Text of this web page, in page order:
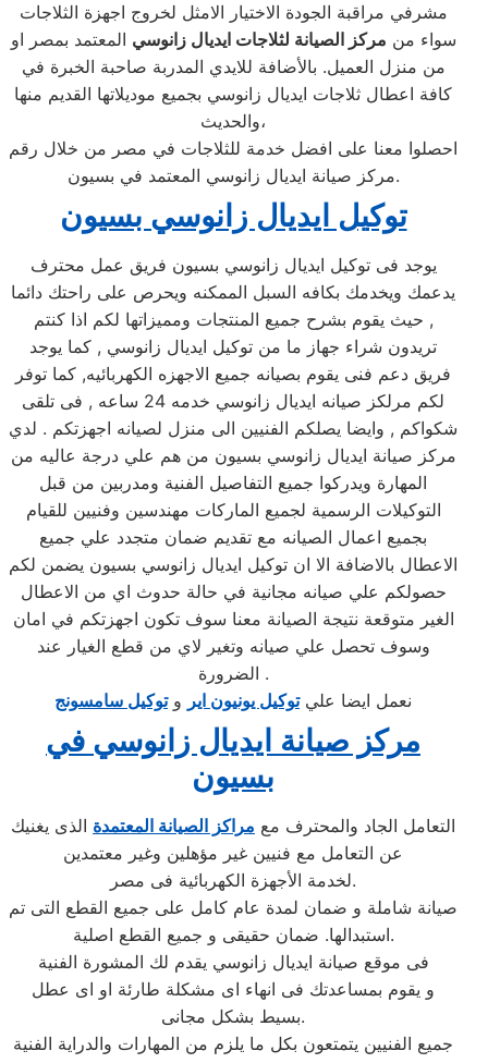
مشرفي مراقبة الجودة الاختيار الامثل لخروج اجهزة الثلاجات
سواء من مركز الصيانة لثلاجات ايديال زانوسي المعتمد بمصر او
من منزل العميل. بالأضافة للايدي المدربة صاحبة الخبرة في
كافة اعطال ثلاجات ايديال زانوسي بجميع موديلاتها القديم منها
والحديث،
احصلوا معنا على افضل خدمة للثلاجات في مصر من خلال رقم
مركز صيانة ايديال زانوسي المعتمد في بسيون.
توكيل ايديال زانوسي بسيون
يوجد فى توكيل ايديال زانوسي بسيون فريق عمل محترف
يدعمك ويخدمك بكافه السبل الممكنه ويحرص على راحتك دائما
, حيث يقوم بشرح جميع المنتجات ومميزاتها لكم اذا كنتم
تريدون شراء جهاز ما من توكيل ايديال زانوسي , كما يوجد
فريق دعم فنى يقوم بصيانه جميع الاجهزه الكهربائيه, كما توفر
لكم مرلكز صيانه ايديال زانوسي خدمه 24 ساعه , فى تلقى
شكواكم , وايضا يصلكم الفنيين الى منزل لصيانه اجهزتكم . لدي
مركز صيانة ايديال زانوسي بسيون من هم علي درجة عاليه من
المهارة ويدركوا جميع التفاصيل الفنية ومدربين من قبل
التوكيلات الرسمية لجميع الماركات مهندسين وفنيين للقيام
بجميع اعمال الصيانه مع تقديم ضمان متجدد علي جميع
الاعطال بالاضافة الا ان توكيل ايديال زانوسي بسيون يضمن لكم
حصولكم علي صيانه مجانية في حالة حدوث اي من الاعطال
الغير متوقعة نتيجة الصيانة معنا سوف تكون اجهزتكم في امان
وسوف تحصل علي صيانه وتغير لاي من قطع الغيار عند
الضرورة .
نعمل ايضا عليتوكيل يونيون اير وتوكيل سامسونج
مركز صيانة ايديال زانوسي في
بسيون
التعامل الجاد والمحترف مع مراكز الصيانة المعتمدة الذى يغنيك
عن التعامل مع فنيين غير مؤهلين وغير معتمدين
لخدمة الأجهزة الكهربائية فى مصر.
صيانة شاملة و ضمان لمدة عام كامل على جميع القطع التى تم
استبدالها. ضمان حقيقى و جميع القطع اصلية.
فى موقع صيانة ايديال زانوسي يقدم لك المشورة الفنية
و يقوم بمساعدتك فى انهاء اى مشكلة طارئة او اى عطل
بسيط بشكل مجانى.
جميع الفنيين يتمتعون بكل ما يلزم من المهارات والدراية الفنية